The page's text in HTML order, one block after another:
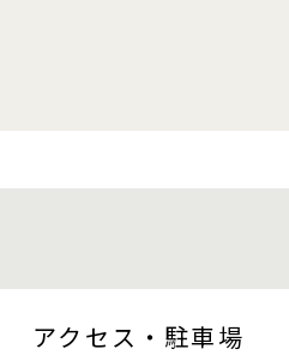
アクセス ・駐車場